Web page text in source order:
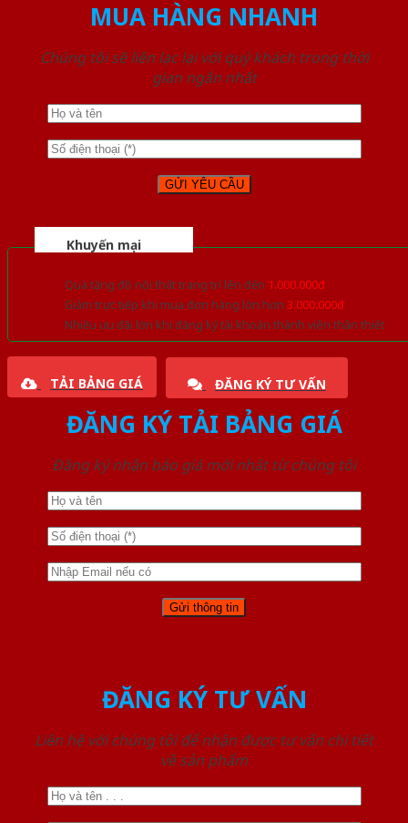
MUA HÀNG NHANH
Chúng tôi sẽ liên lạc lại với quý khách trong thời
gian ngắn nhất
Khuyến mại
Quà tặng đồ nội thất trang trí lên đến 1.000.000đ
Giảm trực tiếp khi mua đơn hàng lớn hơn 3.000.000đ
Nhiều ưu đãi lớn khi đăng ký tài khoản thành viên thân thiết
TẢI BẢNG GIÁ ĐĂNG KÝ TƯ VẤN
ĐĂNG KÝ TẢI BẢNG GIÁ
Đăng ký nhận báo giá mới nhất từ chúng tôi
ĐĂNG KÝ TƯ VẤN
Liên hệ với chúng tôi để nhận được tư vấn chi tiết
về sản phẩm